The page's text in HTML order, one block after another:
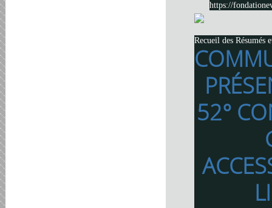
https://
Recueil des Résumés
52°